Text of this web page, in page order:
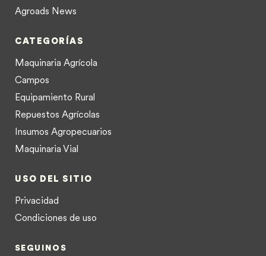
Agroads News
CATEGORÍAS
Maquinaria Agrícola
Campos
Equipamiento Rural
Repuestos Agrícolas
Insumos Agropecuarios
Maquinaria Vial
USO DEL SITIO
Privacidad
Condiciones de uso
SEGUINOS